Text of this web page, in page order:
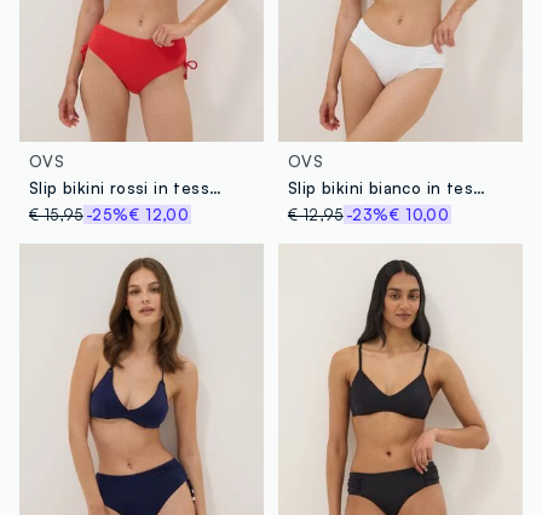
OVS
Slip bikini rossi in tessuto elasticizzato con laccetti laterali
€ 15,95-25%€ 12,00
OVS
Slip bikini bianco in tessuto elasticizzato con dettagli arricciati regular fit
€ 12,95 -23%€ 10,00